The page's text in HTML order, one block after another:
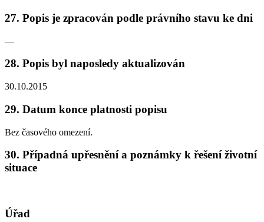
27. Popis je zpracován podle právního stavu ke dni
—
28. Popis byl naposledy aktualizován
30.10.2015
29. Datum konce platnosti popisu
Bez časového omezení.
30. Případná upřesnění a poznámky k řešení životní
situace
Úřad